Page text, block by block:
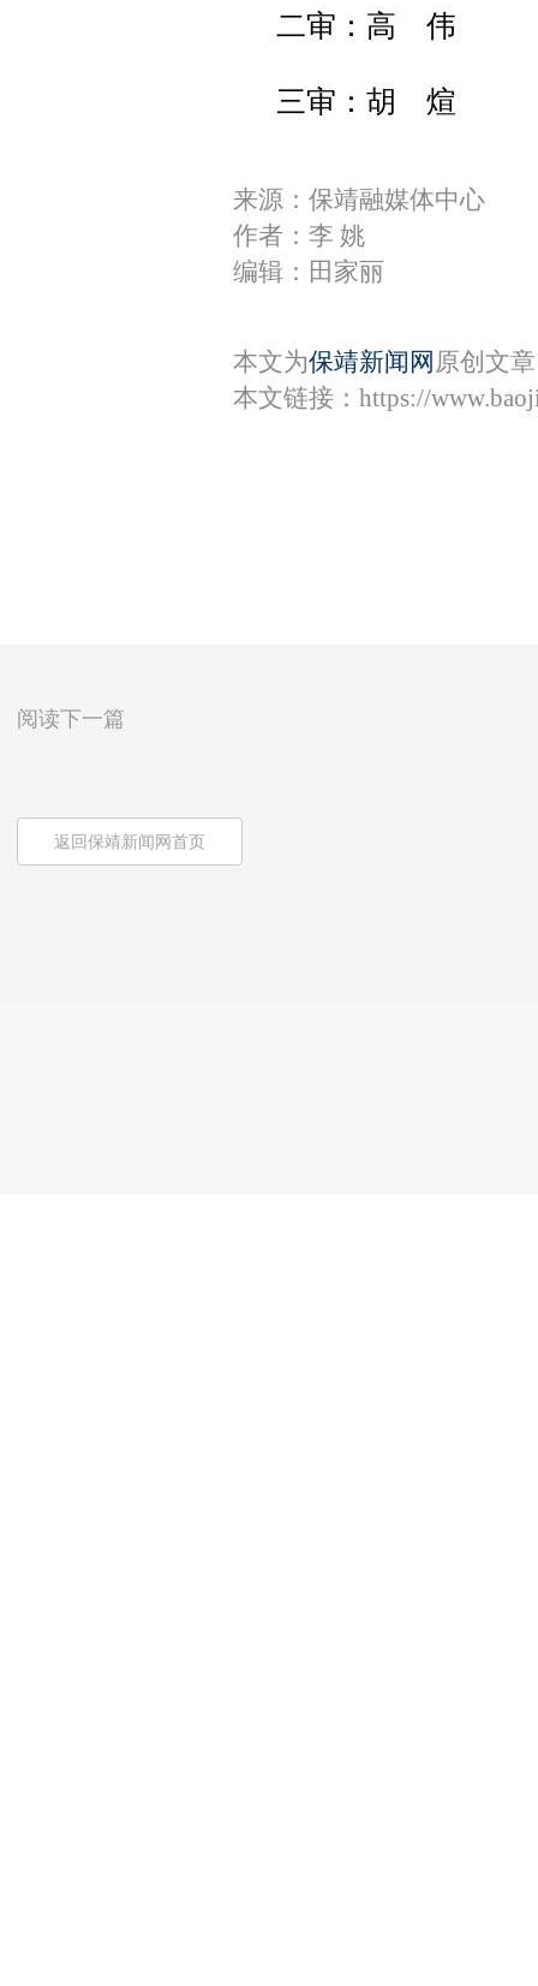
二审：高 伟
三审：胡 煊
来源：保靖融媒体中心
作者：李 姚
编辑：田家丽
本文为保靖新闻网 原创文
本文链接： https://
阅读下一篇
返回保靖新闻网首页